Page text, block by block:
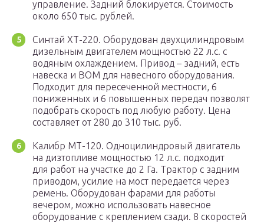
управление. Задний блокируется. Стоимость
около 650 тыс. рублей.
Синтай ХТ-220. Оборудован двухцилиндровым
дизельным двигателем мощностью 22 л.с. с
водяным охлаждением. Привод – задний, есть
навеска и ВОМ для навесного оборудования.
Подходит для пересеченной местности, 6
пониженных и 6 повышенных передач позволят
подобрать скорость под любую работу. Цена
составляет от 280 до 310 тыс. руб.
Калибр МТ-120. Одноцилиндровый двигатель
на дизтопливе мощностью 12 л.с. подходит
для работ на участке до 2 Га. Трактор с задним
приводом, усилие на мост передается через
ремень. Оборудован фарами для работы
вечером, можно использовать навесное
оборудование с креплением сзади. 8 скоростей